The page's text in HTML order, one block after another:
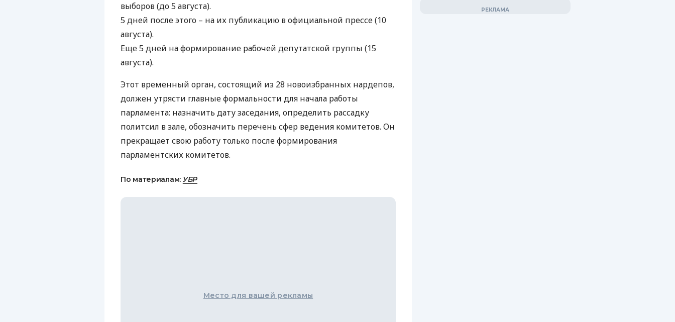
выборов (до 5 августа).
5 дней после этого – на их публикацию в официальной прессе (10
августа).
Еще 5 дней на формирование рабочей депутатской группы (15
августа).
Этот временный орган, состоящий из 28 новоизбранных нардепов,
должен утрясти главные формальности для начала работы
парламента: назначить дату заседания, определить рассадку
политсил в зале, обозначить перечень сфер ведения комитетов. Он
прекращает свою работу только после формирования
парламентских комитетов.
По материалам: УБР
Место для вашей рекламы